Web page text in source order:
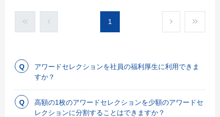
1
アワードセレクションを社員の福利厚生に利用できま
すか？
高額の1枚のアワードセレクションを少額のアワードセ
レクションに分割することはできますか？